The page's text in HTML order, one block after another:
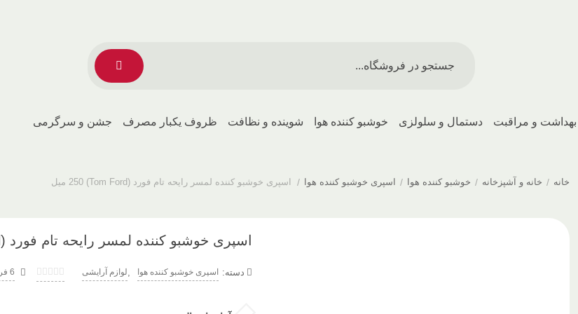
بهداشت و مراقبت دستمال و سلولزی خوشبو کننده هوا شوینده و نظافت ظروف یکبار مصرف جشن و سرگرمی
خانه / خانه و آشپزخانه / خوشبو کننده هوا / اسپری خوشبو کننده هوا / اسپری خوشبو کننده لمسر رایحه تام فورد (Tom Ford) 250 میل
اسپری خوشبو کننده لمسر رایحه تام فورد (Tom Ford) 250 میل
دسته: اسپری خوشبو کننده هوا لوازم آرایشی 6 فروش موفق